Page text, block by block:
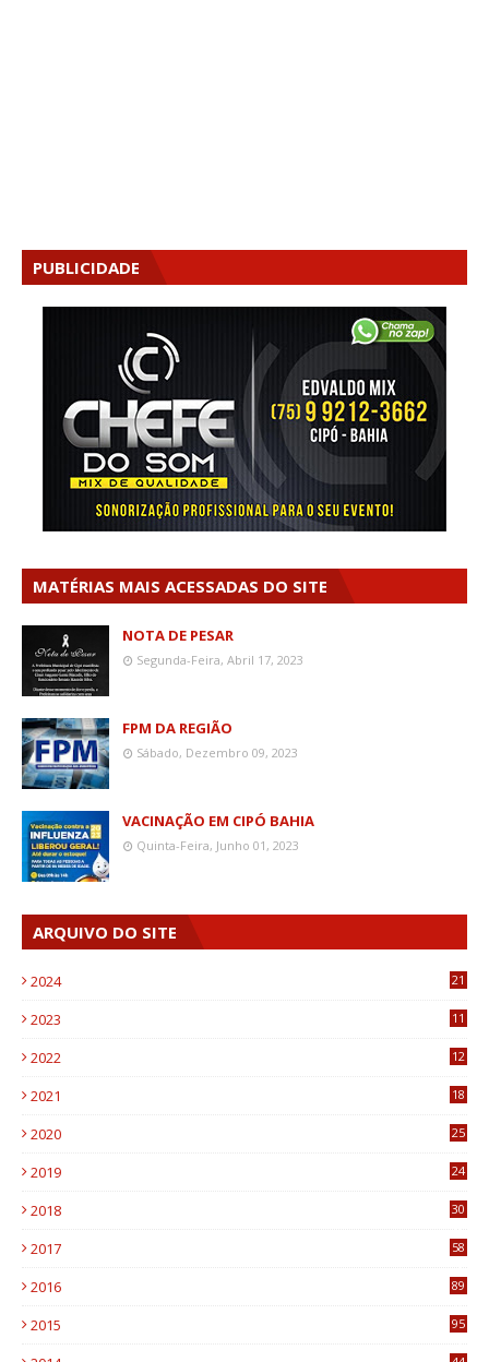
PUBLICIDADE
MATÉRIAS MAIS ACESSADAS DO SITE
NOTA DE PESAR
Segunda-Feira, Abril 17, 2023
FPM DA REGIÃO
Sábado, Dezembro 09, 2023
VACINAÇÃO EM CIPÓ BAHIA
Quinta-Feira, Junho 01, 2023
ARQUIVO DO SITE
2024 21
2023
11
2022
12
2021
18
2020
25
2019
24
2018
30
2017
58
2016
89
2015
95